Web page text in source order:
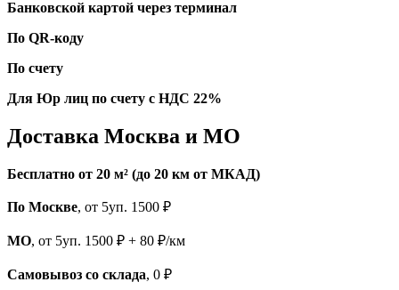
Банковской картой через терминал
По QR-коду
По счету
Для Юр лиц по счету с НДС 22%
Доставка Москва и МО
Бесплатно от 20 м² (до 20 км от МКАД)
По Москве, от 5уп. 1500 ₽
МО, от 5уп. 1500 ₽ + 80 ₽/км
Самовывоз со склада, 0 ₽